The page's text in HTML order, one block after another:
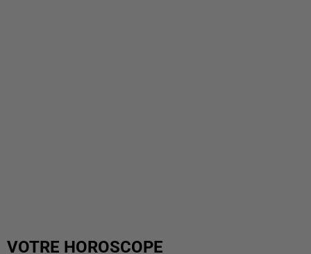
VOTRE HOROSCOPE